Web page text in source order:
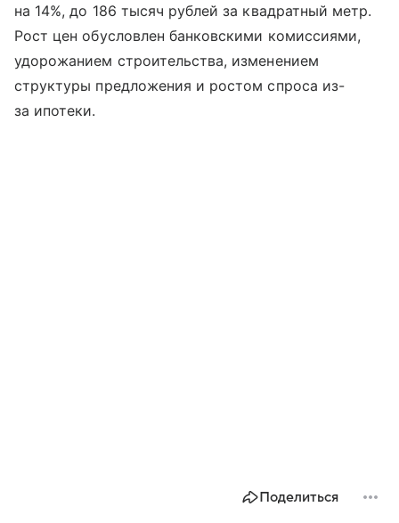
на 14%, до 186 тысяч рублей за квадратный метр.
Рост цен обусловлен банковскими комиссиями,
удорожанием строительства, изменением
структуры предложения и ростом спроса из-
за ипотеки.
Поделиться